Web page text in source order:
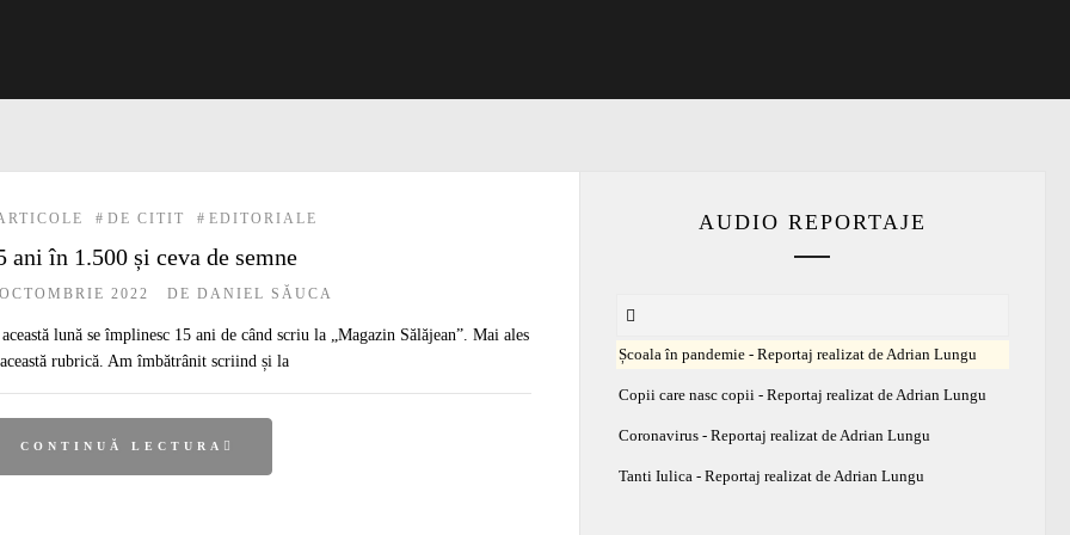
# DE CITIT # EDITORIALE
ani în 1.500 și ceva de semne
2022 DE DANIEL SĂUCA
lună se împlinesc 15 ani de când scriu la „Magazin Sălăjean”. Mai ales
rubrică. Am îmbătrânit scriind și la
CONTINUĂ LECTURA
AUDIO REPORTAJE
Școala în pandemie - Reportaj realizat de Adrian Lungu
Copii care nasc copii - Reportaj realizat de Adrian Lungu
Coronavirus - Reportaj realizat de Adrian Lungu
Tanti Iulica - Reportaj realizat de Adrian Lungu